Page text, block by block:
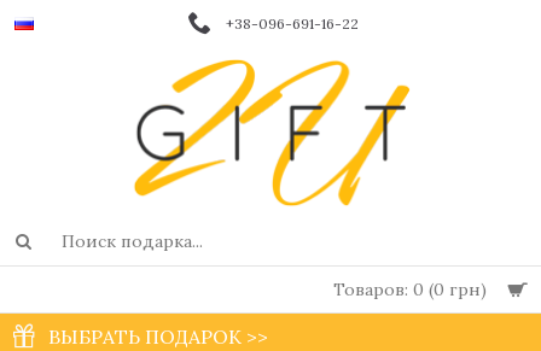
+38-096-691-16-22
Товаров: 0 (0 грн)
ВЫБРАТЬ ПОДАРОК >>